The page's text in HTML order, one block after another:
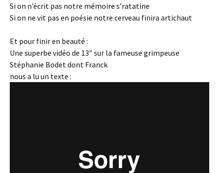
Si on n’écrit pas notre mémoire s’ratatine
Si on ne vit pas en poésie notre cerveau finira artichaut
Et pour finir en beauté :
Une superbe vidéo de 13″ sur la fameuse grimpeuse
Stéphanie Bodet dont Franck
nous a lu un texte :